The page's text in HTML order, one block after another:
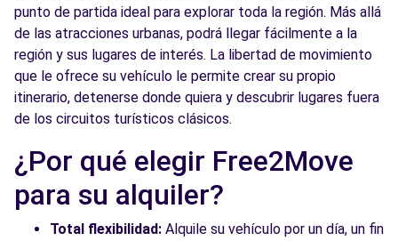
punto de partida ideal para explorar toda la región. Más allá
de las atracciones urbanas, podrá llegar fácilmente a la
región y sus lugares de interés. La libertad de movimiento
que le ofrece su vehículo le permite crear su propio
itinerario, detenerse donde quiera y descubrir lugares fuera
de los circuitos turísticos clásicos.
¿Por qué elegir Free2Move
para su alquiler?
Total flexibilidad: Alquile su vehículo por un día, un fin